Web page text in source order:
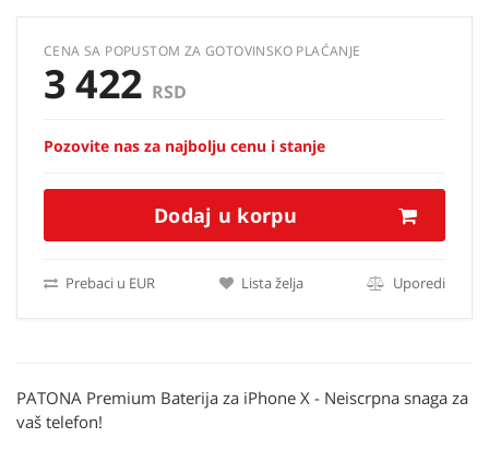
CENA SA POPUSTOM ZA GOTOVINSKO PLAĆANJE
3 422 RSD
Pozovite nas za najbolju cenu i stanje
Dodaj u korpu
Prebaci u EUR Lista želja Uporedi
PATONA Premium Baterija za iPhone X - Neiscrpna snaga za
vaš telefon!